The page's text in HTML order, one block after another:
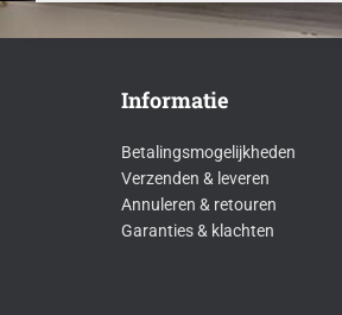
Informatie
Betalingsmogelijkheden
Verzenden & leveren
Annuleren & retouren
Garanties & klachten